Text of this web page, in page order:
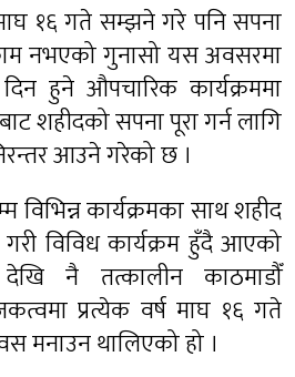
१६ गते सम्झने गरे पनि सपना
नभएको गुनासो यस अवसरमा
हुने औपचारिक कार्यक्रममा
शहीदको सपना पूरा गर्न लागि
आउने गरेको छ ।
विभिन्न कार्यक्रमका साथ शहीद
विविध कार्यक्रम हुँदै आएको
नै तत्कालीन काठमाडौँ
प्रत्येक वर्ष माघ १६ गते
मनाउन थालिएको हो ।